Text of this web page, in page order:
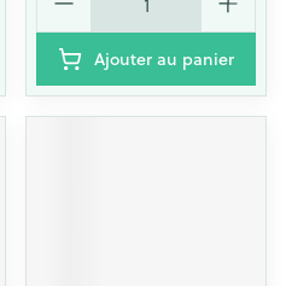
Ajouter au panier